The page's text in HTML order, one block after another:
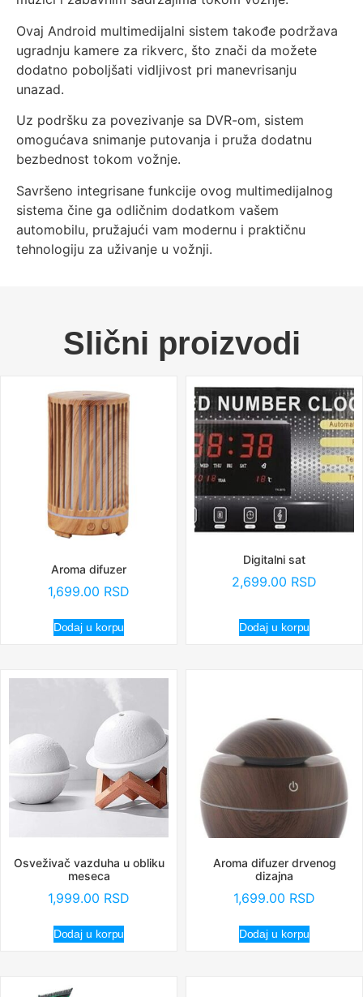
Ovaj Android multimedijalni sistem takođe podržava
ugradnju kamere za rikverc, što znači da možete
dodatno poboljšati vidljivost pri manevrisanju
unazad.
Uz podršku za povezivanje sa DVR-om, sistem
omogućava snimanje putovanja i pruža dodatnu
bezbednost tokom vožnje.
Savršeno integrisane funkcije ovog multimedijalnog
sistema čine ga odličnim dodatkom vašem
automobilu, pružajući vam modernu i praktičnu
tehnologiju za uživanje u vožnji.
Slični proizvodi
Aroma difuzer
1,699.00 RSD
Dodaj u korpu
Digitalni sat
2,699.00 RSD
Dodaj u korpu
Osveživač vazduha u obliku
meseca
1,999.00 RSD
Dodaj u korpu
Aroma difuzer drvenog
dizajna
1,699.00 RSD
Dodaj u korpu